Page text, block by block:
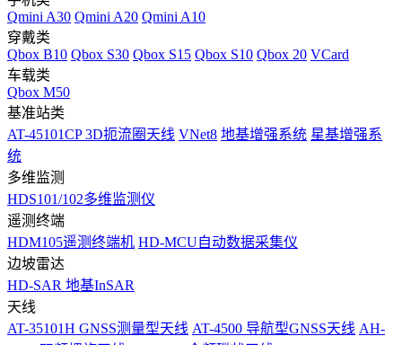
Qmini A30 Qmini A20 Qmini A10
穿戴类
Qbox B10 Qbox S30 Qbox S15 Qbox S10 Qbox 20 VCard
车载类
Qbox M50
基准站类
AT-45101CP 3D扼流圈天线 VNet8 地基增强系统 星基增强系
统
多维监测
HDS101/102多维监测仪
遥测终端
HDM105遥测终端机 HD-MCU自动数据采集仪
边坡雷达
HD-SAR 地基InSAR
天线
AT-35101H GNSS测量型天线 AT-4500 导航型GNSS天线 AH-